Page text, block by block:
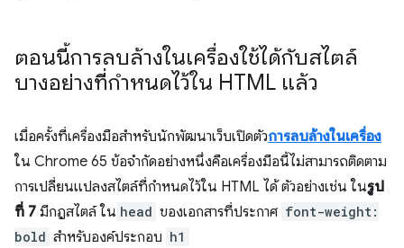
ตอนนี้การลบล้างในเครื่องใช้ได้กับสไตล์
บางอย่างที่กำหนดไว้ใน HTML แล้ว
เมื่อครั้งที่เครื่องมือสำหรับนักพัฒนาเว็บเปิดตัวการลบล้างในเครื่อง
ใน Chrome 65 ข้อจำกัดอย่างหนึ่งคือเครื่องมือนี้ไม่สามารถติดตาม
การเปลี่ยนแปลงสไตล์ที่กำหนดไว้ใน HTML ได้ ตัวอย่างเช่น ในรูป
ที่ 7 มีกฎสไตล์ ใน head ของเอกสารที่ประกาศ font-weight:
bold สำหรับองค์ประกอบ h1